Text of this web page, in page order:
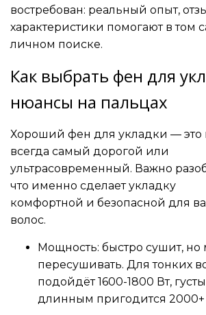
востребован: реальный опыт,
характеристики помогают в том
личном поиске.
Как выбрать фен для
нюансы на пальцах
Хороший фен для укладки — это
всегда самый дорогой или
ультрасовременный. Важно
что именно сделает укладку
комфортной и безопасной для
волос.
Мощность: быстро сушит, но
пересушивать. Для тонких
подойдёт 1600-1800 Вт,
длинным пригодится 2000+